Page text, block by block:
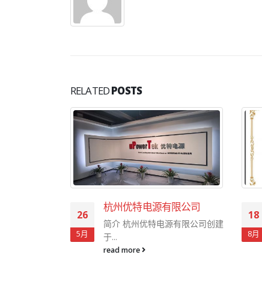
RELATEDPOSTS
26
5月
杭州优特电源有限公司
简介 杭州优特电源有限公司创建
于...
read more
18
8月